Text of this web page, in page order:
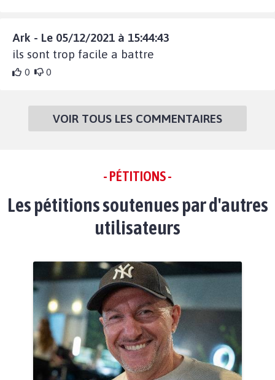
Ark - Le 05/12/2021 à 15:44:43
ils sont trop facile a battre
0 0
VOIR TOUS LES COMMENTAIRES
- PÉTITIONS -
Les pétitions soutenues par d'autres
utilisateurs